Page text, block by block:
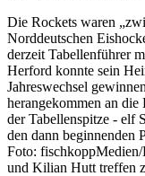
Die Rockets waren
Norddeutschen
derzeit Tabellenführer
Herford konnte sein
Jahreswechsel
herangekommen an
der Tabellenspitze - elf
den dann beginnenden
Foto:
und Kilian Hutt treffen